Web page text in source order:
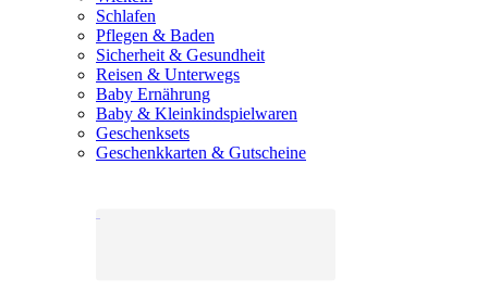
Schlafen
Pflegen & Baden
Sicherheit & Gesundheit
Reisen & Unterwegs
Baby Ernährung
Baby & Kleinkindspielwaren
Geschenksets
Geschenkkarten & Gutscheine